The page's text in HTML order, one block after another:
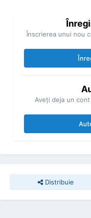
Înscrierea unui nou
Aveţi deja un
Distribuie